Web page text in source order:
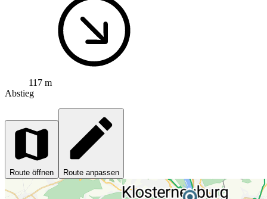
117 m
Abstieg
Route öffnen Route anpassen